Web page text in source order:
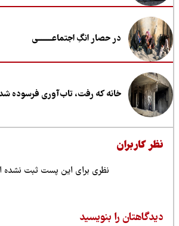
در حصار انگِ اجتماعــــــــی
خانه که رفت، تاب‌آوری فرسوده شد
کاربران
نظری برای این پست ثبت نشده است.
را بنویسید